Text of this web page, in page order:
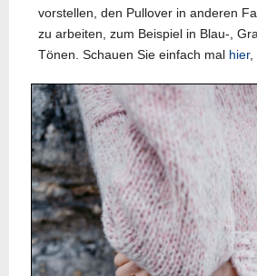
vorstellen, den Pullover in anderen
zu arbeiten, zum Beispiel in Blau-,
Tönen. Schauen Sie einfach mal hier,